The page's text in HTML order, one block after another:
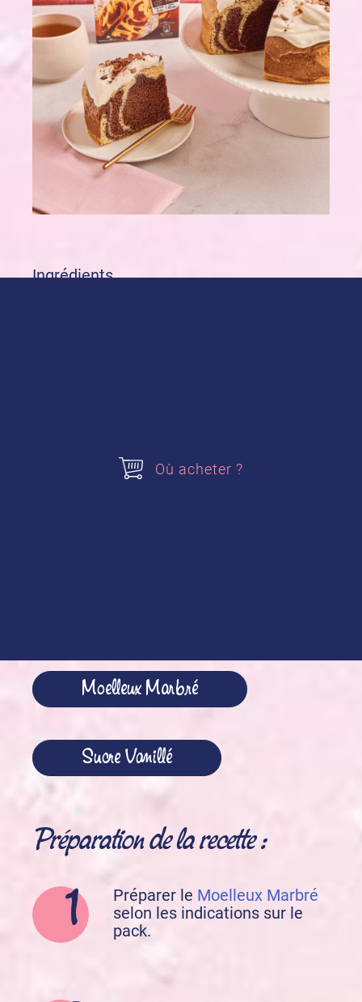
Ingrédients
30 g de sucre glace
Moelleux Marbré
Sucre Vanillé
Préparation de la recette :
Préparer le Moelleux Marbré
selon les indications sur le
pack.
Où acheter ?